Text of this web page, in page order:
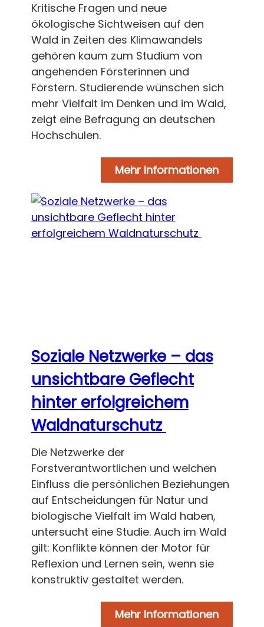
Kritische Fragen und neue
ökologische Sichtweisen auf den
Wald in Zeiten des Klimawandels
gehören kaum zum Studium von
angehenden Försterinnen und
Förstern. Studierende wünschen sich
mehr Vielfalt im Denken und im Wald,
zeigt eine Befragung an deutschen
Hochschulen.
Mehr Informationen
Soziale Netzwerke – das
unsichtbare Geflecht
hinter erfolgreichem
Waldnaturschutz
Die Netzwerke der
Forstverantwortlichen und welchen
Einfluss die persönlichen Beziehungen
auf Entscheidungen für Natur und
biologische Vielfalt im Wald haben,
untersucht eine Studie. Auch im Wald
gilt: Konflikte können der Motor für
Reflexion und Lernen sein, wenn sie
konstruktiv gestaltet werden.
Mehr Informationen